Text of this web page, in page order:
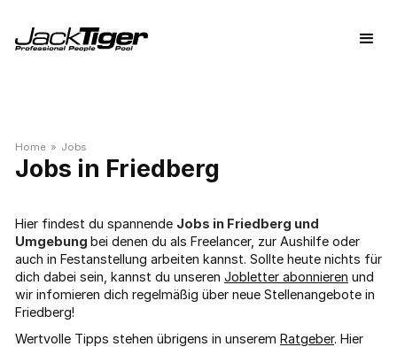
Home » Jobs
Friedberg
Hier findest du spannende Jobs in Friedberg und
Umgebung bei denen du als Freelancer, zur Aushilfe oder
auch in Festanstellung arbeiten kannst. Sollte heute nichts für
dich dabei sein, kannst du unseren Jobletter abonnieren und
wir infomieren dich regelmäßig über neue Stellenangebote in
Friedberg!
Wertvolle Tipps stehen übrigens in unserem Ratgeber. Hier